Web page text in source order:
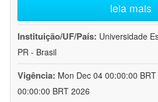
leia mais
Instituição/UF/País: Universidade
PR - Brasil
Vigência: Mon Dec 04 00:00:00
00:00:00 BRT 2026